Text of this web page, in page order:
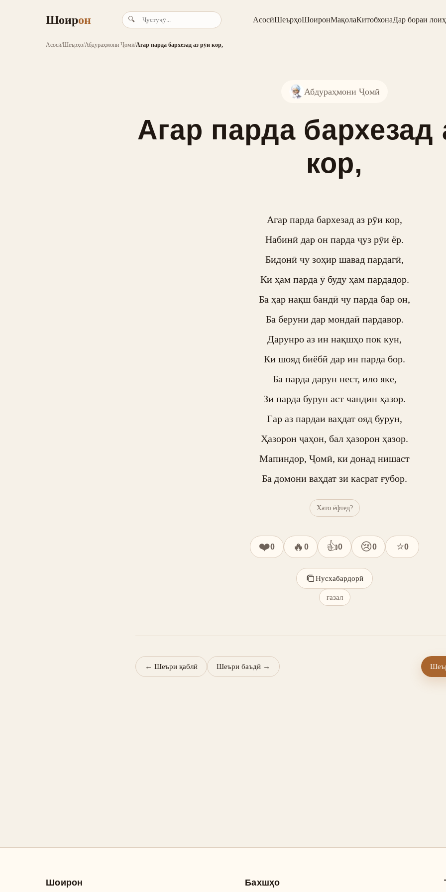
Шоирон 🔍 АсосӣШеърҳоШоиронМақолаКитобхонаДар бораи
Асосӣ/Шеърҳо/Абдураҳмони Ҷомӣ/Агар парда бархезад аз рӯи кор,
Абдураҳмони Ҷомӣ
Агар парда бархезад
кор,
Агар парда бархезад аз рӯи кор,
Набинӣ дар он парда ҷуз рӯи ёр.
Бидонӣ чу зоҳир шавад пардагӣ,
Ки ҳам парда ӯ буду ҳам пардадор.
Ба ҳар нақш бандӣ чу парда бар он,
Ба беруни дар мондаӣ пардавор.
Дарунро аз ин нақшҳо пок кун,
Ки шояд биёбӣ дар ин парда бор.
Ба парда дарун нест, ило яке,
Зи парда бурун аст чандин ҳазор.
Гар аз пардаи ваҳдат ояд бурун,
Ҳазорон ҷаҳон, бал ҳазорон ҳазор.
Мапиндор, Ҷомӣ, ки донад нишаст
Ба домони ваҳдат зи касрат ғубор.
Хато ёфтед?
❤️0 🔥 0 👍0 😢0 ⭐0
Нусхабардорӣ
ғазал
← Шеъри қаблӣ Шеъри баъдӣ →
Шоирон Бахшҳо